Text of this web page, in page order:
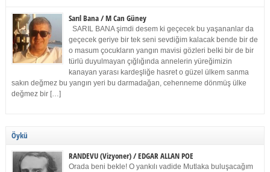
Sarıl Bana / M Can Güney
SARIL BANA şimdi desem ki geçecek bu yaşananlar da
geçecek geriye bir tek seni sevdiğim kalacak bende bir de
o masum çocukların yangın mavisi gözleri belki bir de bir
türlü duyulmayan çığlığında annelerin yüreğimizin
kanayan yarası kardeşliğe hasret o güzel ülkem sanma
sakın değmez bu yangın yeri bu darmadağan, cehenneme dönmüş ülke
değmez bir […]
Öykü
RANDEVU (Vizyoner) / EDGAR ALLAN POE
Orada beni bekle! O yankılı vadide Mutlaka buluşacağım